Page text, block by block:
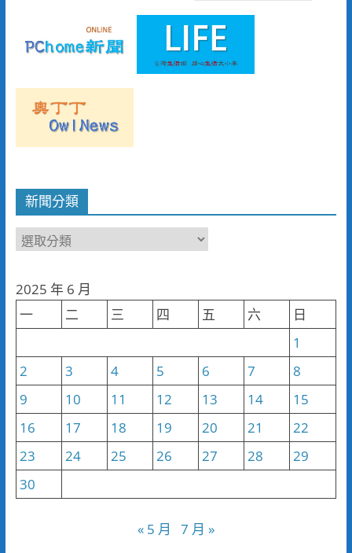
新聞分類
新
類
2025 年 6 月
一
二 三 四 五 六
日
1
2
3 4 5 6 7
8
9
10 11 12 13 14
15
16
17 18 19 20 21
22
23
24 25 26 27 28
29
30
« 5 月 7 月 »